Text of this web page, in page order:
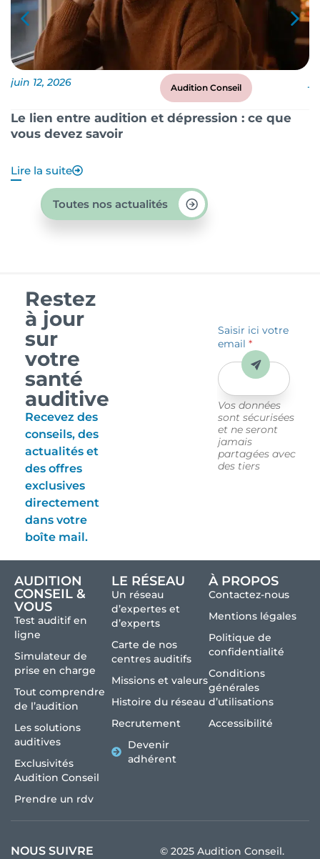
juin 12, 2026 Audition Conseil
Le lien entre audition et dépression : ce que
vous devez savoir
Lire la suite
Toutes nos actualités
Restez
à jour
sur
votre
santé
auditive
Recevez des
conseils, des
actualités et
des offres
exclusives
directement
dans votre
boîte mail.
Saisir ici votre
email*
Vos données
sont sécurisées
et ne seront
jamais
partagées avec
des tiers
Envoyer
AUDITION
CONSEIL &
VOUS
Test auditif en
ligne
Simulateur de
prise en charge
Tout comprendre
de l’audition
Les solutions
auditives
Exclusivités
Audition Conseil
Prendre un rdv
LE RÉSEAU
Un réseau
d’expertes et
d’experts
Carte de nos
centres auditifs
Missions et valeurs
Histoire du réseau
Recrutement
Devenir
adhérent
À PROPOS
Contactez-nous
Mentions légales
Politique de
confidentialité
Conditions
générales
d’utilisations
Accessibilité
NOUS SUIVRE © 2025 Audition Conseil.